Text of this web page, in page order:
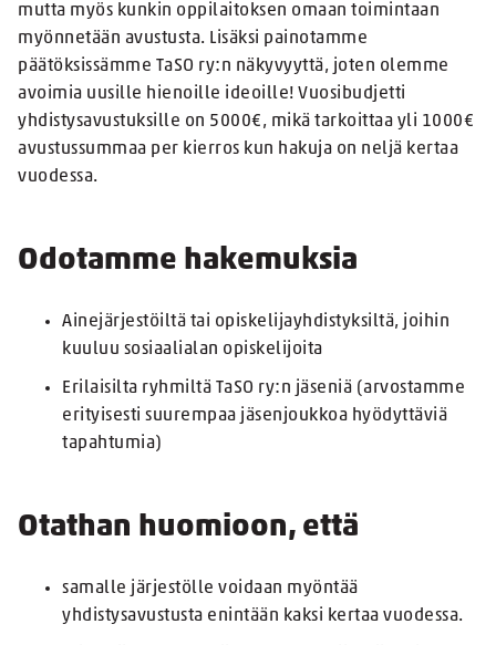
mutta myös kunkin oppilaitoksen omaan toimintaan
myönnetään avustusta. Lisäksi painotamme
päätöksissämme TaSO ry:n näkyvyyttä, joten olemme
avoimia uusille hienoille ideoille! Vuosibudjetti
yhdistysavustuksille on 5000€, mikä tarkoittaa yli 1000€
avustussummaa per kierros kun hakuja on neljä kertaa
vuodessa.
Odotamme hakemuksia
Ainejärjestöiltä tai opiskelijayhdistyksiltä, joihin
kuuluu sosiaalialan opiskelijoita
Erilaisilta ryhmiltä TaSO ry:n jäseniä (arvostamme
erityisesti suurempaa jäsenjoukkoa hyödyttäviä
tapahtumia)
Otathan huomioon, että
samalle järjestölle voidaan myöntää
yhdistysavustusta enintään kaksi kertaa vuodessa.